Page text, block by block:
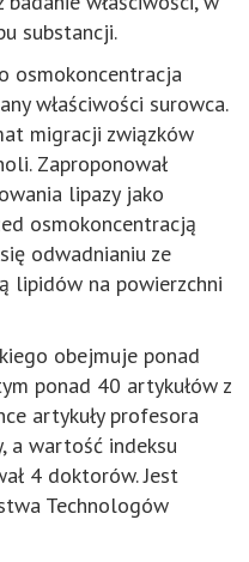
substancji.
osmokoncentracja
właściwości surowca.
migracji związków
Zaproponował
lipazy jako
osmokoncentracją
odwadnianiu ze
lipidów na powierzchni
obejmuje ponad
ponad 40 artykułów z
artykuły profesora
a wartość indeksu
4 doktorów. Jest
Technologów